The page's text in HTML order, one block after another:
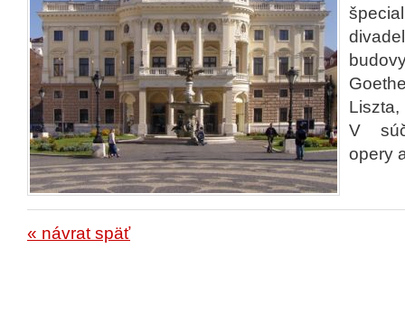
Liszta,
V
opery
« návrat späť